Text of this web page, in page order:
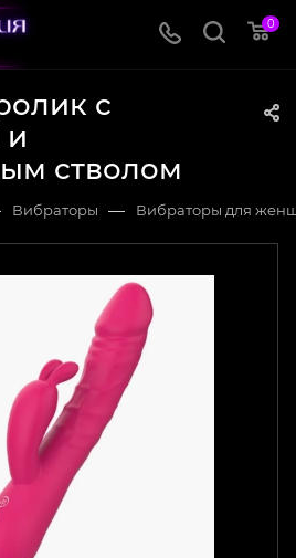
0
с
и
стволом
Вибраторы — Вибраторы для